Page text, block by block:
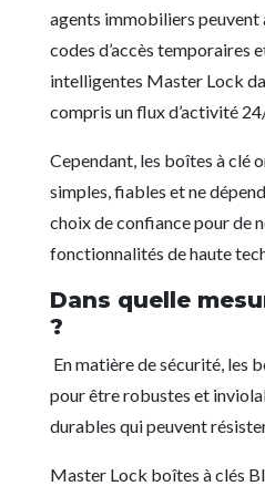
agents immobiliers
codes d’accès temporaires
intelligentes Master Lock
compris un flux d’activité
Cependant, les boîtes à clé
simples, fiables et ne
choix de confiance pour de
fonctionnalités de haute
Dans quelle
?
En matière de sécurité, les
pour être robustes et
durables qui peuvent
Master Lock boîtes à clés